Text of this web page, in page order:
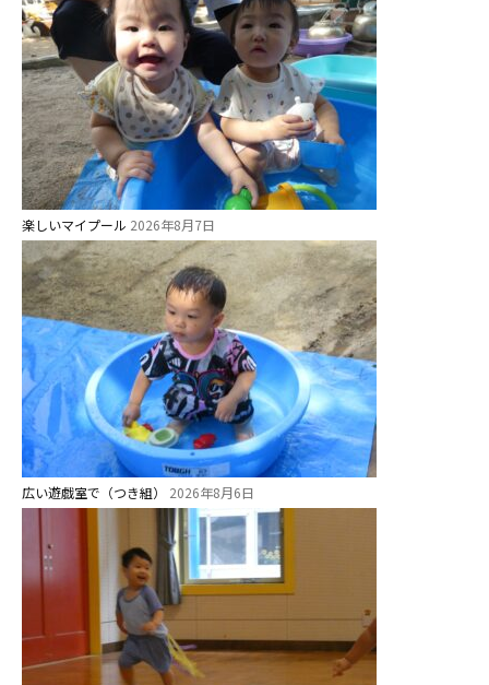
楽しいマイプール 2026年8月7日
広い遊戯室で（つき組） 2026年8月6日
園の1⽇
年間⾏事
預かり保育［ヒラソル ]
美⽊多チコス
美⽊多チコスについて
美⽊多チコスブログ
未就園児クラス
0歳親子登園［マカロンクラス ]
1歳・2歳親子登園［マリポサクラ
ス ]
2歳児ひとり登園［ゆず組 ]
グループ施設・
関係先リンク
学校法⼈鴨⾕学園 鳳幼稚園
学校法⼈諏訪森学園 諏訪森幼稚
園
⼤阪府私⽴幼稚園連盟